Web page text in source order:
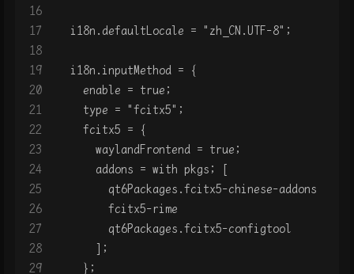
16
17
18
19
20
21
22
23
24
25
26
27
28
29
  i18n.defaultLocale = "zh_CN.UTF-8";
  i18n.inputMethod = {
    enable = true;
    type = "fcitx5";
    fcitx5 = {
      waylandFrontend = true;
      addons = with pkgs; [
        qt6Packages.fcitx5-chinese-addons
        fcitx5-rime
        qt6Packages.fcitx5-configtool
      ];
    };